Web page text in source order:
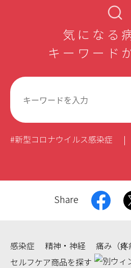
気になる
キーワード
#新型コロナウイルス感染症
Share
感染症 精神・神経 痛み（疼
セルフケア商品を探す